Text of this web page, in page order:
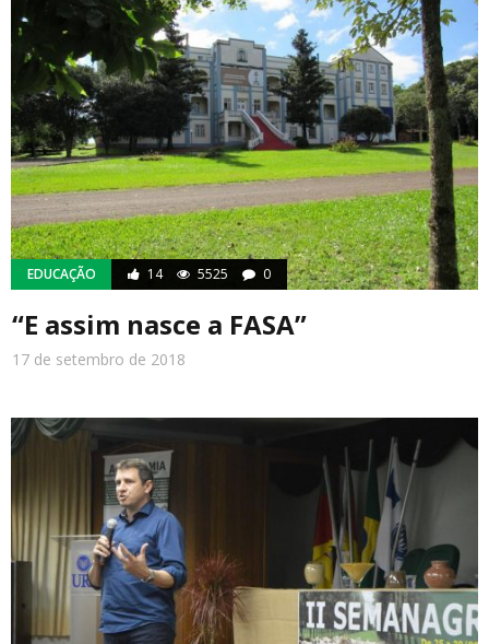
EDUCAÇÃO 14 5525 0
“E assim nasce a FASA”
17 de setembro de 2018